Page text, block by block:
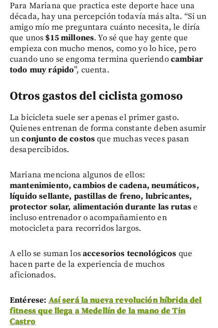
Para Mariana que practica este deporte hace una
década, hay una percepción todavía más alta. “Si un
amigo mío me preguntara cuánto necesita, le diría
que unos $15 millones. Yo sé que hay gente que
empieza con mucho menos, como yo lo hice, pero
cuando uno se engoma termina queriendocambiar
todo muy rápido”, cuenta.
Otros gastos del ciclista gomoso
La bicicleta suele ser apenas el primer gasto.
Quienes entrenan de forma constante deben asumir
unconjunto de costosque muchas veces pasan
desapercibidos.
Mariana menciona algunos de ellos:
mantenimiento, cambios de cadena, neumáticos,
líquido sellante, pastillas de freno, lubricantes,
protector solar, alimentación durante las rutase
incluso entrenador o acompañamiento en
motocicleta para recorridos largos.
A ello se suman losaccesorios tecnológicos que
hacen parte de la experiencia de muchos
aficionados.
Entérese: Así será la nueva revolución híbrida del
fitness que llega a Medellín de la mano de Tin
Castro